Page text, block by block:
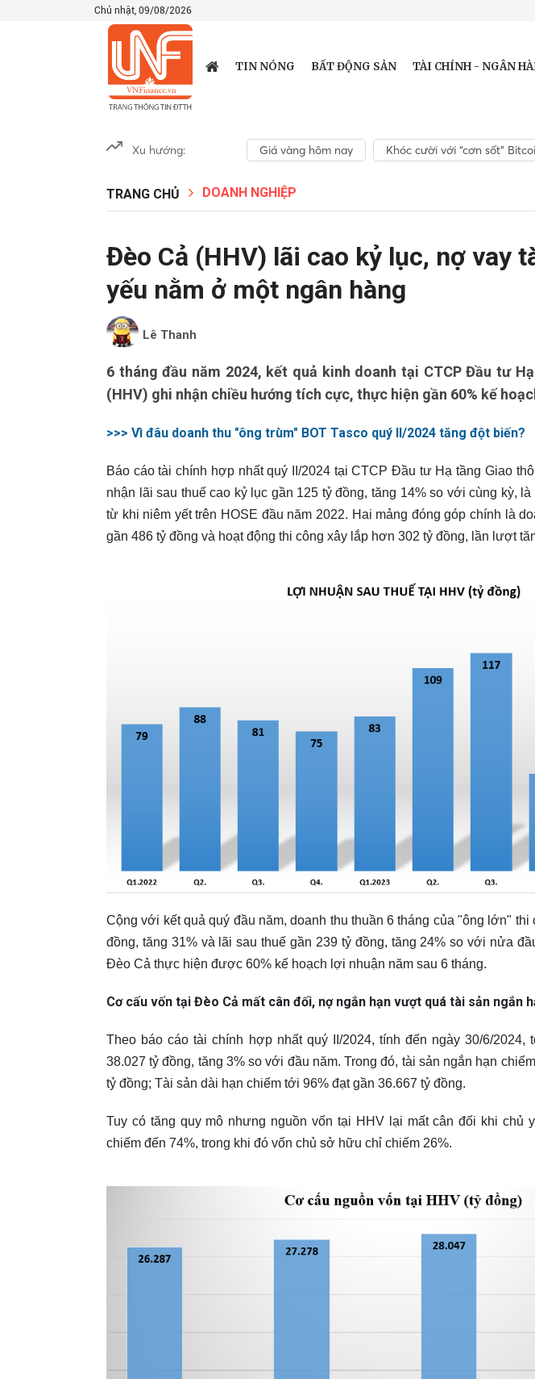
Chủ nhật, 09/08/2026
TIN NÓNG BẤT ĐỘNG SẢN TÀI CHÍNH - NGÂN
Xu hướng: Giá vàng hôm nay Khóc cười với “cơn sốt”
TRANG CHỦ DOANH NGHIỆP
Đèo Cả (HHV) lãi cao kỷ lục, nợ vay
yếu nằm ở một ngân hàng
Lê Thanh
6 tháng đầu năm 2024, kết quả kinh doanh tại CTCP Đầu tư
(HHV) ghi nhận chiều hướng tích cực, thực hiện gần 60% kế
>>> Vì đâu doanh thu "ông trùm" BOT Tasco quý II/2024 tăng đột biến?
Báo cáo tài chính hợp nhất quý II/2024 tại CTCP Đầu tư Hạ tầng Giao
nhận lãi sau thuế cao kỷ lục gần 125 tỷ đồng, tăng 14% so với cùng kỳ,
từ khi niêm yết trên HOSE đầu năm 2022. Hai mảng đóng góp chính là
gần 486 tỷ đồng và hoạt động thi công xây lắp hơn 302 tỷ đồng, lần lượt
Cộng với kết quả quý đầu năm, doanh thu thuần 6 tháng của "ông lớn" thi
đồng, tăng 31% và lãi sau thuế gần 239 tỷ đồng, tăng 24% so với nửa
Đèo Cả thực hiện được 60% kế hoạch lợi nhuận năm sau 6 tháng.
Cơ cấu vốn tại Đèo Cả mất cân đối, nợ ngắn hạn vượt quá tài sản ngắn
Theo báo cáo tài chính hợp nhất quý II/2024, tính đến ngày 30/6/2024,
38.027 tỷ đồng, tăng 3% so với đầu năm. Trong đó, tài sản ngắn hạn
tỷ đồng; Tài sản dài hạn chiếm tới 96% đạt gần 36.667 tỷ đồng.
Tuy có tăng quy mô nhưng nguồn vốn tại HHV lại mất cân đối khi chủ
chiếm đến 74%, trong khi đó vốn chủ sở hữu chỉ chiếm 26%.